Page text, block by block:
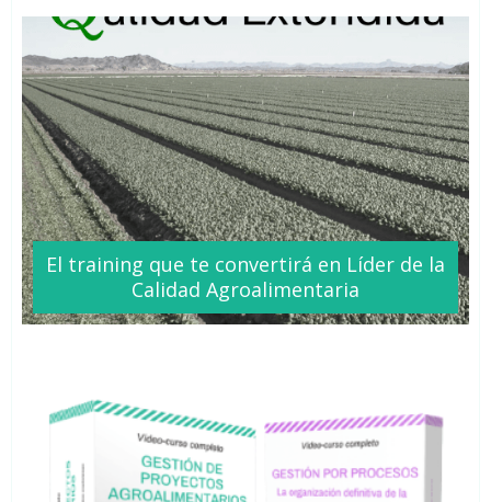
El training que te convertirá en Líder de la
Calidad Agroalimentaria